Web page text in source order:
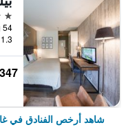
4 نجوم
1.3 كيلومتر عن وسط المدينة
347 ﷼
شاهد أرخص الفنادق في